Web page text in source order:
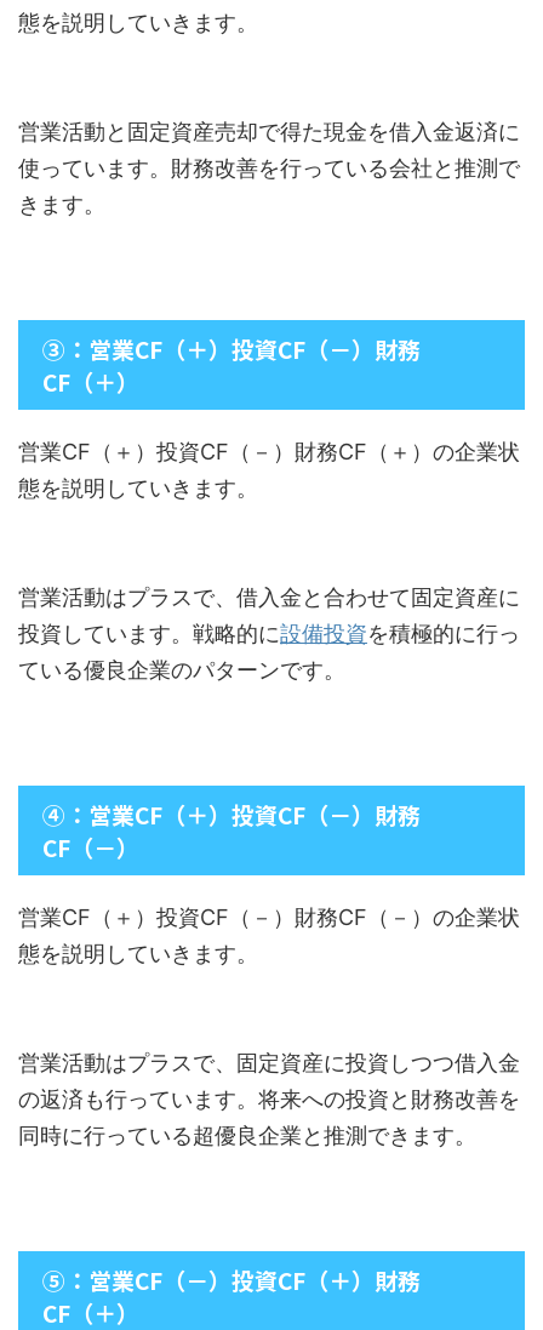
態を説明していきます。
営業活動と固定資産売却で得た現金を借入金返済に
使っています。財務改善を行っている会社と推測で
きます。
③：営業CF（＋）投資CF（－）財務
CF（＋）
営業CF（＋）投資CF（－）財務CF（＋）の企業状
態を説明していきます。
営業活動はプラスで、借入金と合わせて固定資産に
投資しています。戦略的に設備投資を積極的に行っ
ている優良企業のパターンです。
④：営業CF（＋）投資CF（－）財務
CF（－）
営業CF（＋）投資CF（－）財務CF（－）の企業状
態を説明していきます。
営業活動はプラスで、固定資産に投資しつつ借入金
の返済も行っています。将来への投資と財務改善を
同時に行っている超優良企業と推測できます。
⑤：営業CF（－）投資CF（＋）財務
CF（＋）